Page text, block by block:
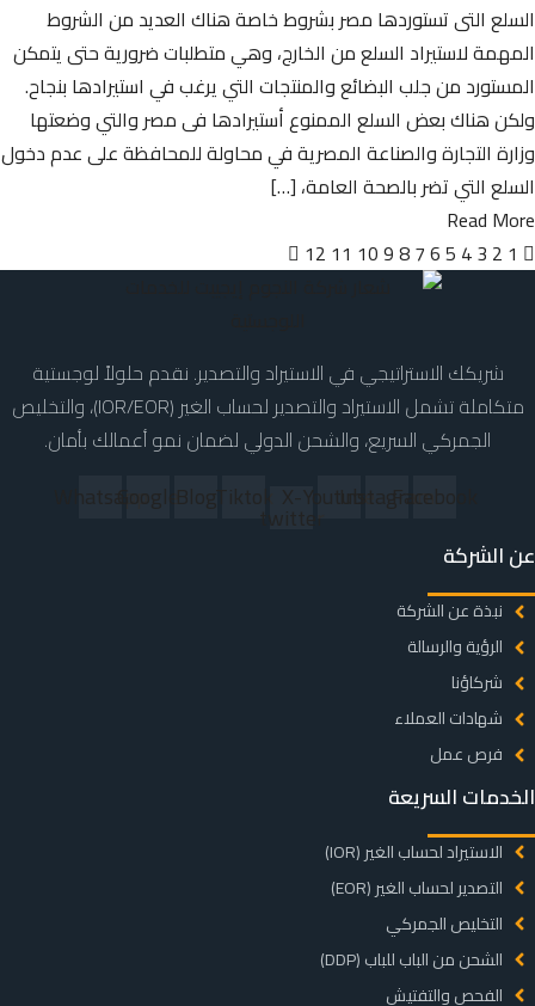
السلع التى تستوردها مصر بشروط خاصة هناك العديد من الشروط
المهمة لاستيراد السلع من الخارج، وهي متطلبات ضرورية حتى يتمكن
المستورد من جلب البضائع والمنتجات التي يرغب في استيرادها بنجاح.
ولكن هناك بعض السلع الممنوع أستيرادها فى مصر والتي وضعتها
وزارة التجارة والصناعة المصرية في محاولة للمحافظة على عدم دخول
السلع التي تضر بالصحة العامة، […]
Read More
1
2
3
4
5
6
7
8
9
10
11
12
شريكك الاستراتيجي في الاستيراد والتصدير. نقدم حلولاً لوجستية
متكاملة تشمل الاستيراد والتصدير لحساب الغير (IOR/EOR)، والتخليص
الجمركي السريع، والشحن الدولي لضمان نمو أعمالك بأمان.
Facebook
Instagram
Youtube
X-
twitter
Tiktok
Blog
Google
Whatsapp
عن الشركة
نبذة عن الشركة
الرؤية والرسالة
شركاؤنا
شهادات العملاء
فرص عمل
الخدمات السريعة
الاستيراد لحساب الغير (IOR)
التصدير لحساب الغير (EOR)
التخليص الجمركي
الشحن من الباب للباب (DDP)
الفحص والتفتيش